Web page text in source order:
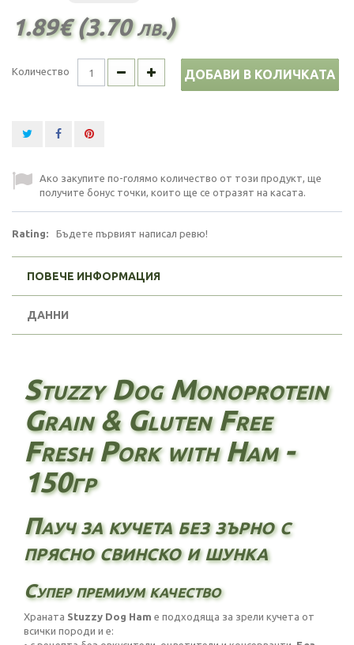
1.89€ (3.70 лв.)
Количество ДОБАВИ В КОЛИЧКАТА
Ако закупите по-голямо количество от този продукт, ще
получите бонус точки, които ще се отразят на касата.
Rating: Бъдете първият написал ревю!
ПОВЕЧЕ ИНФОРМАЦИЯ
ДАННИ
Stuzzy Dog Monoprotein
Grain & Gluten Free
Fresh Pork with Ham -
150гр
Пауч за кучета без зърно с
прясно свинско и шунка
Супер премиум качество
Храната Stuzzy Dog Ham е подходяща за зрели кучета от
всички породи и е: